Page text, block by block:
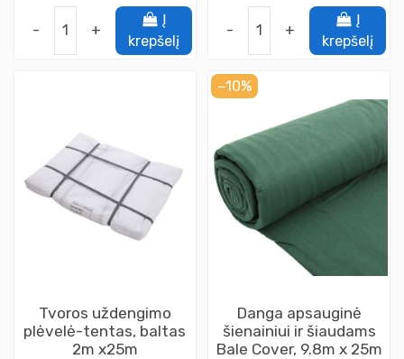
- +
Į
krepšelį
- +
Į
krepšelį
Tvoros uždengimo
plėvelė-tentas, baltas
2m x25m
−10%
Danga apsauginė
šienainiui ir šiaudams
Bale Cover, 9.8m x 25m